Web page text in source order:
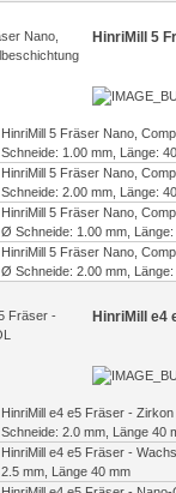
HinriMill 5
HinriMill 5 Fräser Nano,
Schneide: 1.00 mm, Länge:
HinriMill 5 Fräser Nano,
Schneide: 2.00 mm, Länge:
HinriMill 5 Fräser Nano,
Ø Schneide: 1.00 mm, Länge:
HinriMill 5 Fräser Nano,
Ø Schneide: 2.00 mm, Länge:
HinriMill e4
HinriMill e4 e5 Fräser -
Schneide: 2.0 mm, Länge 40
HinriMill e4 e5 Fräser -
2.5 mm, Länge 40 mm